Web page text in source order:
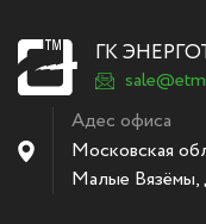
ГК
Адес офиса
Московская
Малые Вязёмы,